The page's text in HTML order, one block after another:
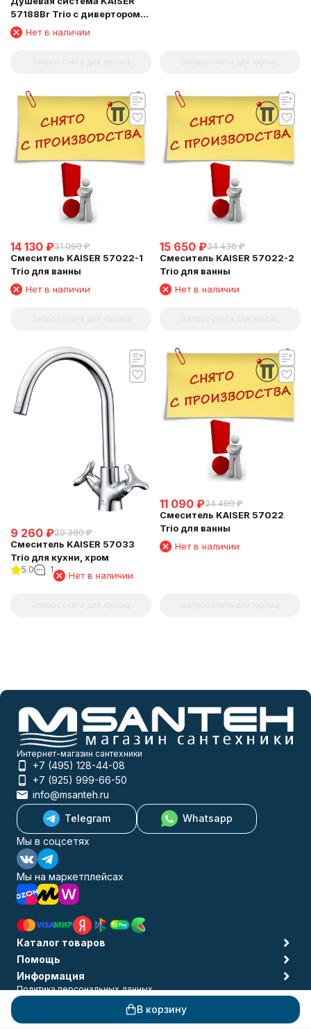
В корзину
57188Br Trio с дивертором
58DRНет в наличии
14 130 ₽31 090 ₽
Смеситель KAISER 57022-1
Trio для ванны
Нет в наличии
15 650 ₽34 430 ₽
Смеситель KAISER 57022-2
Trio для ванны
Нет в наличии
9 260 ₽20 380 ₽
Смеситель KAISER 57033
Trio для кухни, хром
5.0 1
Нет в наличии
11 090 ₽24 400 ₽
Смеситель KAISER 57022
Trio для ванны
Нет в наличии
Интернет-магазин сантехники
+7 (495) 128-44-08
+7 (925) 999-66-50
info@msanteh.ru
Telegram
Whatsapp
Мы в соцсетях
Мы на маркетплейсах
Каталог товаров
Помощь
Информация
Политика персональных данных
© 2009-2026 MSANTEH